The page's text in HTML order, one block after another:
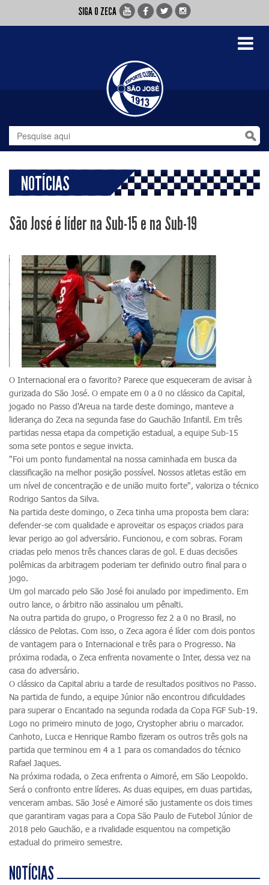
SIGA O ZECA
Toggle
NOTÍCIAS
São José é líder na Sub-15 e na Sub-19
O Internacional era o favorito? Parece que esqueceram de avisar à
gurizada do São José. O empate em 0 a 0 no clássico da Capital,
jogado no Passo d'Areua na tarde deste domingo, manteve a
liderança do Zeca na segunda fase do Gauchão Infantil. Em três
partidas nessa etapa da competição estadual, a equipe Sub-15
soma sete pontos e segue invicta.
"Foi um ponto fundamental na nossa caminhada em busca da
classificação na melhor posição possível. Nossos atletas estão em
um nível de concentração e de união muito forte", valoriza o técnico
Rodrigo Santos da Silva.
Na partida deste domingo, o Zeca tinha uma proposta bem clara:
defender-se com qualidade e aproveitar os espaços criados para
levar perigo ao gol adversário. Funcionou, e com sobras. Foram
criadas pelo menos três chances claras de gol. E duas decisões
polêmicas da arbitragem poderiam ter definido outro final para o
jogo.
Um gol marcado pelo São José foi anulado por impedimento. Em
outro lance, o árbitro não assinalou um pênalti.
Na outra partida do grupo, o Progresso fez 2 a 0 no Brasil, no
clássico de Pelotas. Com isso, o Zeca agora é líder com dois pontos
de vantagem para o Internacional e três para o Progresso. Na
próxima rodada, o Zeca enfrenta novamente o Inter, dessa vez na
casa do adversário.
O clássico da Capital abriu a tarde de resultados positivos no Passo.
Na partida de fundo, a equipe Júnior não encontrou dificuldades
para superar o Encantado na segunda rodada da Copa FGF Sub-19.
Logo no primeiro minuto de jogo, Crystopher abriu o marcador.
Canhoto, Lucca e Henrique Rambo fizeram os outros três gols na
partida que terminou em 4 a 1 para os comandados do técnico
Rafael Jaques.
Na próxima rodada, o Zeca enfrenta o Aimoré, em São Leopoldo.
Será o confronto entre líderes. As duas equipes, em duas partidas,
venceram ambas. São José e Aimoré são justamente os dois times
que garantiram vagas para a Copa São Paulo de Futebol Júnior de
2018 pelo Gauchão, e a rivalidade esquentou na competição
estadual do primeiro semestre.
NOTÍCIAS